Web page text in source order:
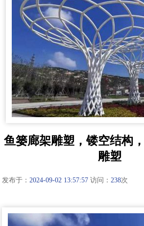
鱼篓廊架雕塑，镂空结构
雕塑
发布于：2024-09-02 13:57:57 访问：238次